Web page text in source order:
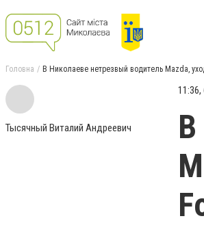
Головна В Николаеве нетрезвый водитель Mazda,
Тысячный Виталий Андреевич
11:36,
В